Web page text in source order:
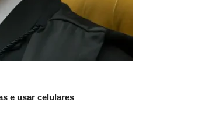
e usar celulares